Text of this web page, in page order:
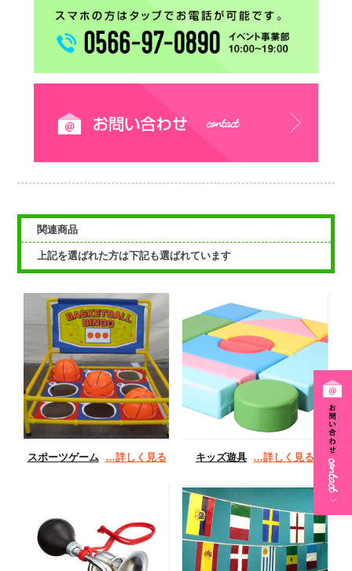
関連商品
上記を選ばれた方は下記も選ばれています
スポーツゲーム …詳しく見る キッズ遊具 …詳しく見る